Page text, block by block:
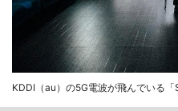
KDDI（au）の5G電波が飛んでいる